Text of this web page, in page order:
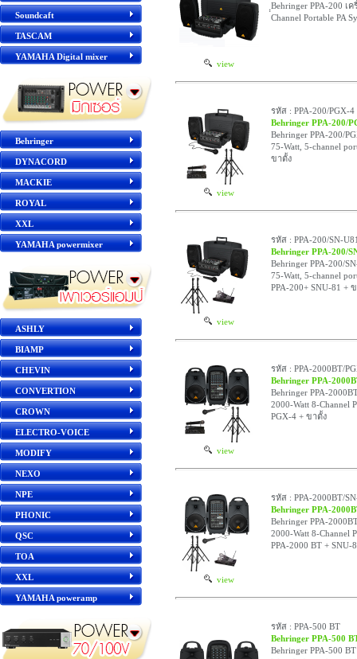
Soundcaft
TASCAM
YAMAHA Digital mixer
Behringer
DYNACORD
MACKIE
ROYAL
XXL
YAMAHA powermixer
ASHLY
BIAMP
CHEVIN
CONVERTION
CROWN
ELECTRO-VOICE
MODIFY
NEXO
NPE
PHONIC
QSC
TOA
XXL
YAMAHA poweramp
view
Behringer PPA-200 เ
Channel Portable PA
view
รหัส : PPA-200/PGX-4
Behringer PPA-200/
Behringer PPA-200/
75-Watt, 5-channel
ขาตั้ง
view
รหัส : PPA-200/SN-
Behringer PPA-200/
Behringer PPA-200/
75-Watt, 5-channel
PPA-200+ SNU-81 +
view
รหัส : PPA-2000BT/
Behringer PPA-
Behringer PPA-
2000-Watt 8-Channel
PGX-4 + ขาตั้ง
view
รหัส : PPA-2000BT/
Behringer PPA-
Behringer PPA-
2000-Watt 8-Channel
PPA-2000 BT + SNU-
รหัส : PPA-500 BT
Behringer PPA-500
Behringer PPA-500